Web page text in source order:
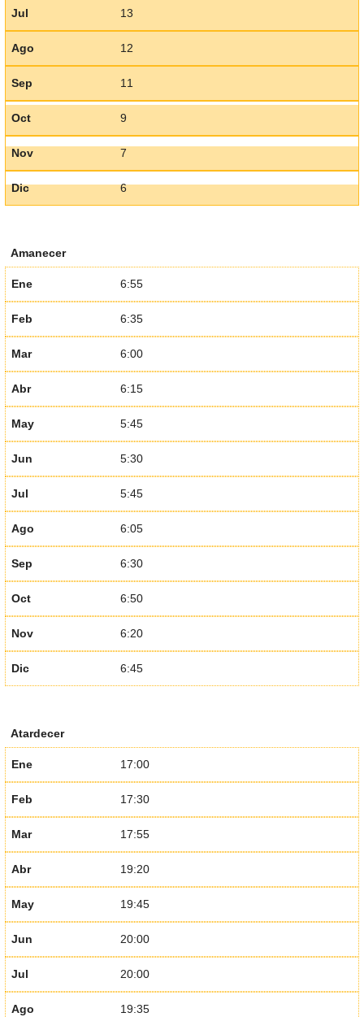
Jul 13
Ago 12
Sep 11
Oct 9
Nov 7
Dic 6
Amanecer
Ene 6:55
Feb 6:35
Mar 6:00
Abr 6:15
May 5:45
Jun 5:30
Jul 5:45
Ago 6:05
Sep 6:30
Oct 6:50
Nov 6:20
Dic 6:45
Atardecer
Ene 17:00
Feb 17:30
Mar 17:55
Abr 19:20
May 19:45
Jun 20:00
Jul 20:00
Ago 19:35